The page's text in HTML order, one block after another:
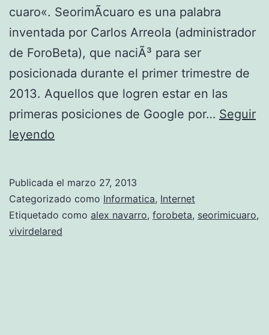
cuaro«. SeorimÃ­cuaro es una palabra
inventada por Carlos Arreola (administrador
de ForoBeta), que naciÃ³ para ser
posicionada durante el primer trimestre de
2013. Aquellos que logren estar en las
primeras posiciones de Google por… Seguir
leyendo
r
i
m
Publicada el marzo 27, 2013
Categorizado como Informatica, Internet
Etiquetado como alex navarro, forobeta, seorimicuaro,
vivirdelared